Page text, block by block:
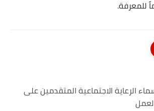
للمعرفة.
الرعاية الاجتماعية المتقدمين على